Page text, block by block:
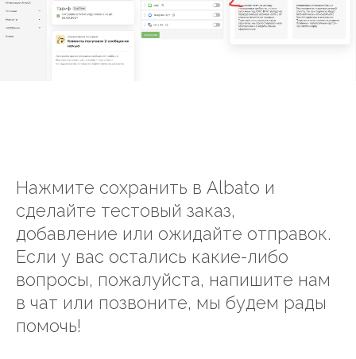
Нажмите сохранить в Albato и
сделайте тестовый заказ,
добавление или ожидайте отправок.
Если у вас остались какие-либо
вопросы, пожалуйста, напишите нам
в чат или позвоните, мы будем рады
помочь!